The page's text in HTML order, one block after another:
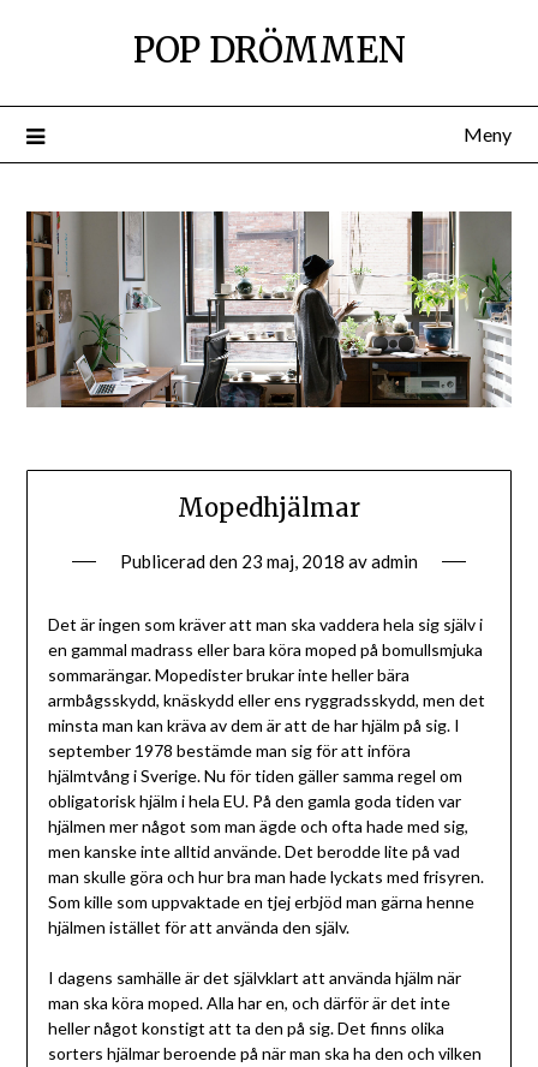
POP DRÖMMEN
Meny
Mopedhjälmar
Publicerad den 23 maj, 2018 avadmin
Det är ingen som kräver att man ska vaddera hela sig själv i
en gammal madrass eller bara köra moped på bomullsmjuka
sommarängar. Mopedister brukar inte heller bära
armbågsskydd, knäskydd eller ens ryggradsskydd, men det
minsta man kan kräva av dem är att de har hjälm på sig. I
september 1978 bestämde man sig för att införa
hjälmtvång i Sverige. Nu för tiden gäller samma regel om
obligatorisk hjälm i hela EU. På den gamla goda tiden var
hjälmen mer något som man ägde och ofta hade med sig,
men kanske inte alltid använde. Det berodde lite på vad
man skulle göra och hur bra man hade lyckats med frisyren.
Som kille som uppvaktade en tjej erbjöd man gärna henne
hjälmen istället för att använda den själv.
I dagens samhälle är det självklart att använda hjälm när
man ska köra moped. Alla har en, och därför är det inte
heller något konstigt att ta den på sig. Det finns olika
sorters hjälmar beroende på när man ska ha den och vilken